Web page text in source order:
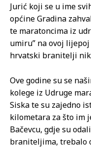
Jurić koji se u ime
općine Gradina
te maratoncima iz
umiru” na ovoj
hrvatski branitelji
Ove godine su se
kolege iz Udruge
Siska te su zajedno
kilometara za što im
Bačevcu, gdje su
braniteljima, trebalo